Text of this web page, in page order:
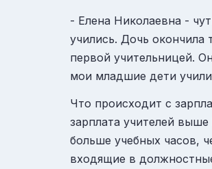
- Елена Николаевна -
учились. Дочь
первой учительницей.
мои младшие дети
Что происходит с
зарплата учителей
больше учебных часов,
входящие в